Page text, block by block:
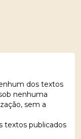
dos textos
nenhuma
sem a
textos publicados